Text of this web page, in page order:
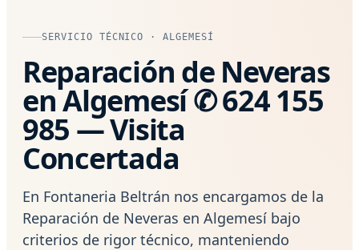
SERVICIO TÉCNICO · ALGEMESÍ
Reparación de Neveras
en Algemesí ✆ 624 155
985 — Visita
Concertada
En Fontaneria Beltrán nos encargamos de la
Reparación de Neveras en Algemesí bajo
criterios de rigor técnico, manteniendo